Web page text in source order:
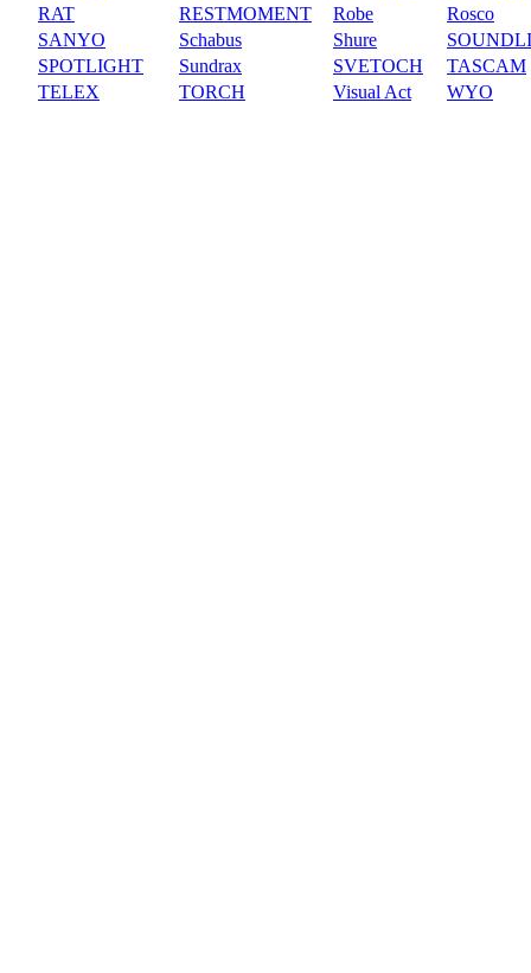
RAT
RESTMOMENT Robe
Rosco
SANYO
Schabus Shure
SPOTLIGHT
Sundrax SVETOCH
TASCAM
TELEX
TORCH Visual Act WYO